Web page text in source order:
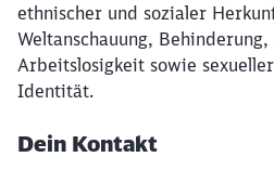
ethnischer und sozialer
Weltanschauung,
Arbeitslosigkeit sowie
Identität.
Dein Kontakt